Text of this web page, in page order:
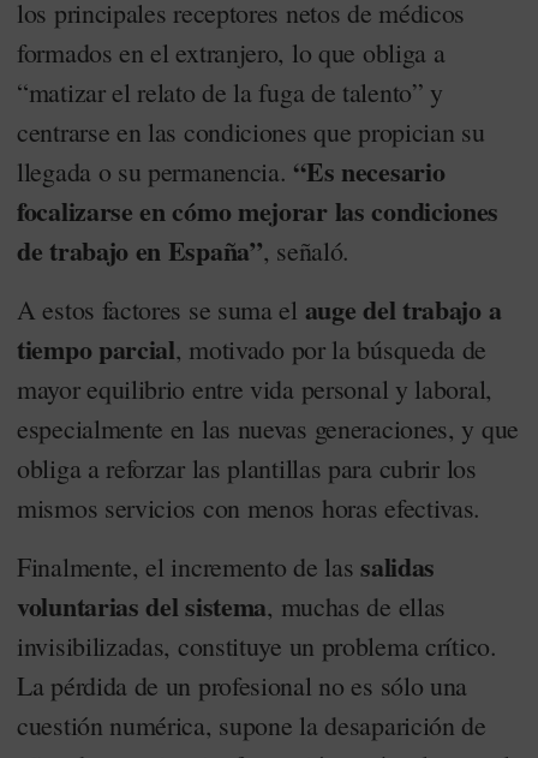
los principales receptores netos de médicos
formados en el extranjero, lo que obliga a
“matizar el relato de la fuga de talento” y
centrarse en las condiciones que propician su
llegada o su permanencia. “Es necesario
focalizarse en cómo mejorar las condiciones
de trabajo en España”, señaló.
A estos factores se suma el auge del trabajo a
tiempo parcial, motivado por la búsqueda de
mayor equilibrio entre vida personal y laboral,
especialmente en las nuevas generaciones, y que
obliga a reforzar las plantillas para cubrir los
mismos servicios con menos horas efectivas.
Finalmente, el incremento de lassalidas
voluntarias del sistema, muchas de ellas
invisibilizadas, constituye un problema crítico.
La pérdida de un profesional no es sólo una
cuestión numérica, supone la desaparición de